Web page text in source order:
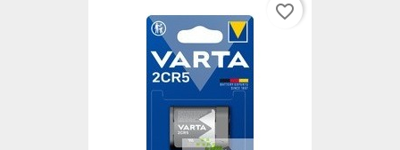
favorite_border